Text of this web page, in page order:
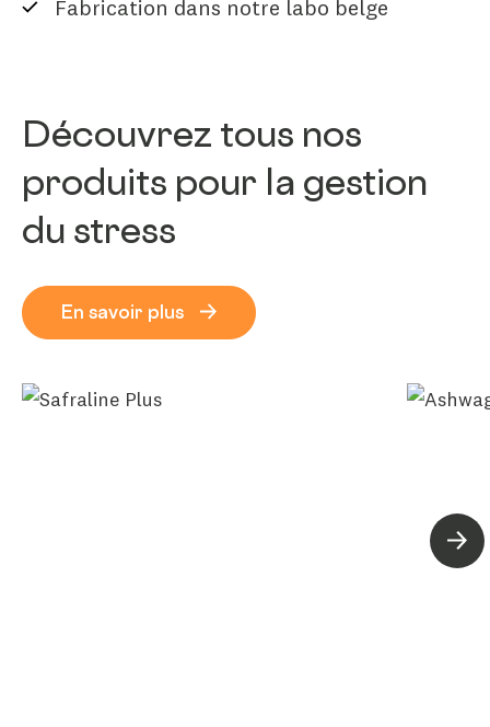
Fabrication dans notre labo belge
Découvrez tous nos
produits pour la gestion
du stress
En savoir plus